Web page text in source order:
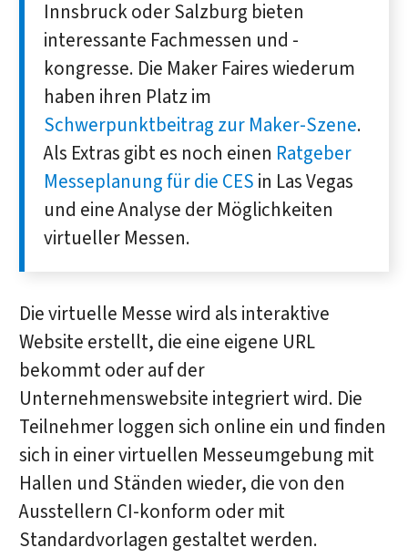
Innsbruck oder Salzburg bieten
interessante Fachmessen und -
kongresse. Die Maker Faires wiederum
haben ihren Platz im
Schwerpunktbeitrag zur Maker-Szene.
Als Extras gibt es noch einen Ratgeber
Messeplanung für die CES in Las Vegas
und eine Analyse der Möglichkeiten
virtueller Messen.
Die virtuelle Messe wird als interaktive
Website erstellt, die eine eigene URL
bekommt oder auf der
Unternehmenswebsite integriert wird. Die
Teilnehmer loggen sich online ein und finden
sich in einer virtuellen Messeumgebung mit
Hallen und Ständen wieder, die von den
Ausstellern CI-konform oder mit
Standardvorlagen gestaltet werden.